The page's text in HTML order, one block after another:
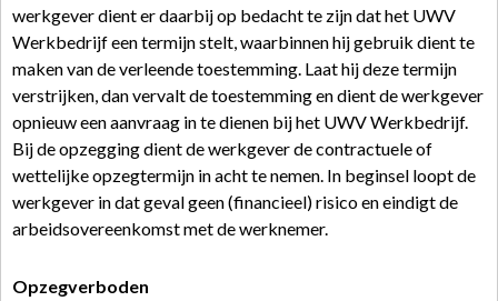
werkgever dient er daarbij op bedacht te zijn dat het UWV
Werkbedrijf een termijn stelt, waarbinnen hij gebruik dient te
maken van de verleende toestemming. Laat hij deze termijn
verstrijken, dan vervalt de toestemming en dient de werkgever
opnieuw een aanvraag in te dienen bij het UWV Werkbedrijf.
Bij de opzegging dient de werkgever de contractuele of
wettelijke opzegtermijn in acht te nemen. In beginsel loopt de
werkgever in dat geval geen (financieel) risico en eindigt de
arbeidsovereenkomst met de werknemer.
Opzegverboden